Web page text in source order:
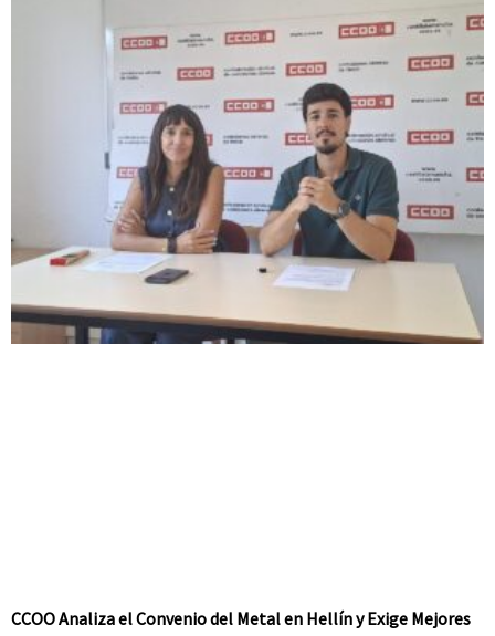
CCOO Analiza el Convenio del Metal en Hellín y Exige Mejores